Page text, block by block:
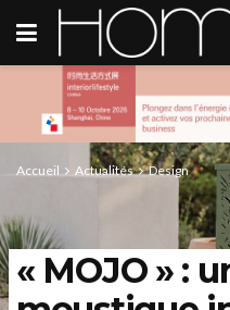
Accueil Actualités Design
« MOJO » :